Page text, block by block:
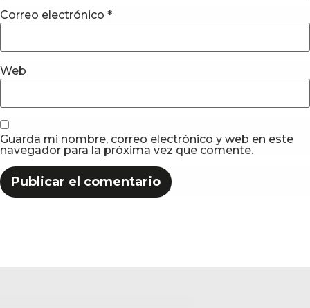
Correo electrónico *
Web
Guarda mi nombre, correo electrónico y web en este
navegador para la próxima vez que comente.